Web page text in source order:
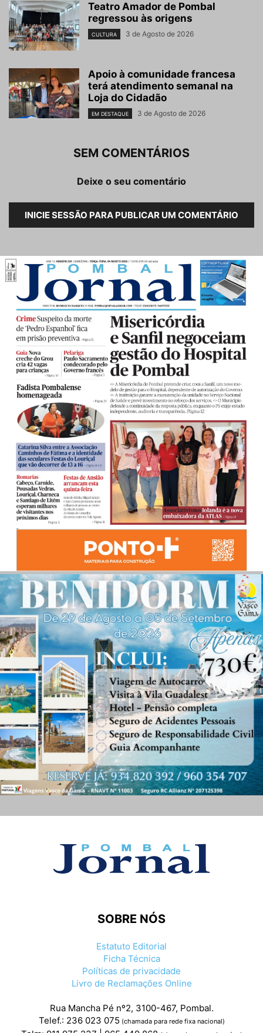
Teatro Amador de Pombal
regressou às origens
CULTURA 3 de Agosto de 2026
Apoio à comunidade francesa
terá atendimento semanal na
Loja do Cidadão
EM DESTAQUE 3 de Agosto de 2026
SEM COMENTÁRIOS
Deixe o seu comentário
INICIE SESSÃO PARA PUBLICAR UM COMENTÁRIO
SOBRE NÓS
Estatuto Editorial
Ficha Técnica
Políticas de privacidade
Livro de Reclamações Online
Rua Mancha Pé nº2, 3100-467, Pombal.
Telef.: 236 023 075 (chamada para rede fixa nacional)